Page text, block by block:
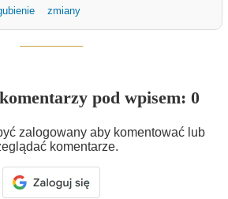
zmiany
pod wpisem: 0
zalogowany aby komentować lub
komentarze.